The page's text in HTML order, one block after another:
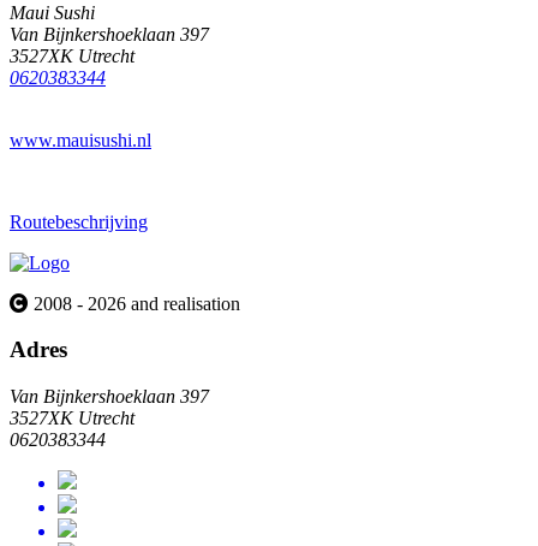
Maui Sushi
Van Bijnkershoeklaan 397
3527XK Utrecht
0620383344
www.mauisushi.nl
Routebeschrijving
2008 - 2026 and realisation
Adres
Van Bijnkershoeklaan 397
3527XK Utrecht
0620383344